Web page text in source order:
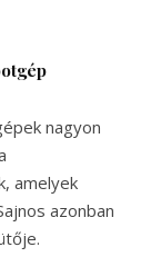
nagyon
amelyek
azonban